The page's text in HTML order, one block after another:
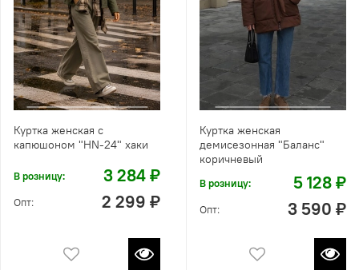
Куртка женская с
капюшоном "HN-24" хаки
В розницу: 3 284 ₽
Опт: 2 299 ₽
Куртка женская
демисезонная "Баланс"
коричневый
В розницу: 5 128 ₽
Опт: 3 590 ₽